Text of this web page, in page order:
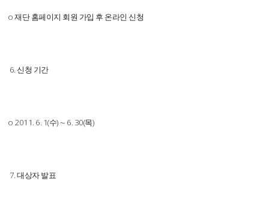
o 재단 홈페이지 회원 가입 후 온라인 신청
6. 신청 기간
o 2011. 6. 1(수) ∼ 6. 30(목)
7. 대상자 발표